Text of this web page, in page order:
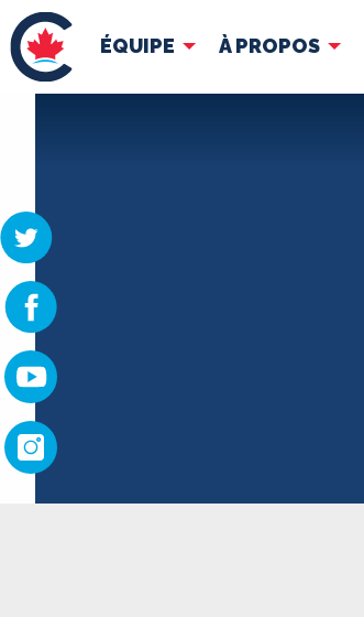
ÉQUIPE À PROPOS
ÉQUIPE